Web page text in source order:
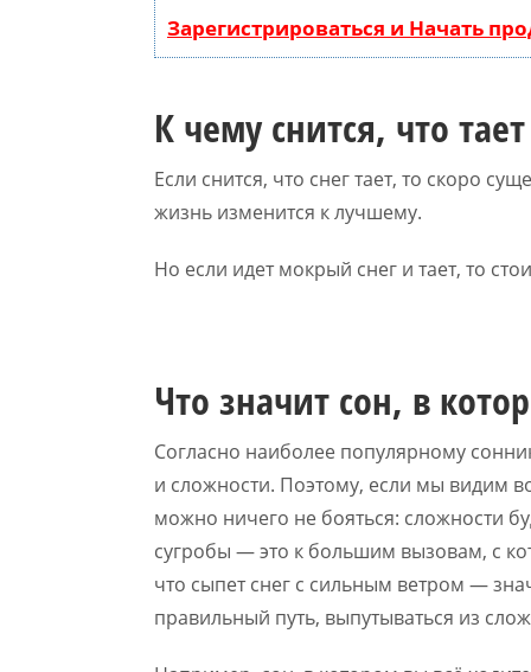
Зарегистрироваться и Начать
К чему снится, что тает
Если снится, что снег тает, то скоро
жизнь изменится к лучшему.
Но если идет мокрый снег и тает, то
Что значит сон, в
Согласно наиболее популярному
и сложности. Поэтому, если мы видим
можно ничего не бояться: сложности
сугробы — это к большим вызовам, с
что сыпет снег с сильным ветром —
правильный путь, выпутываться из